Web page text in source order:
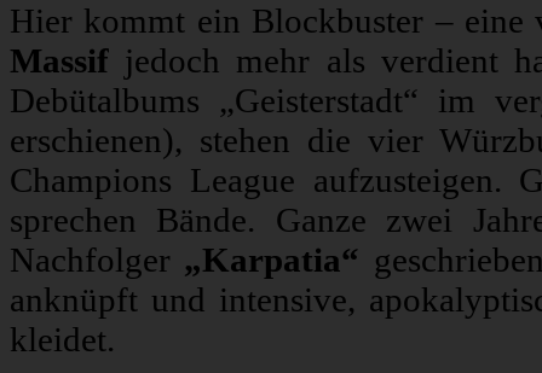
Hier kommt ein Blockbuster –
Massif jedoch mehr als verdient
Debütalbums „Geisterstadt“ im
erschienen), stehen die vier
Champions League aufzusteigen.
sprechen Bände. Ganze zwei
Nachfolger „Karpatia“
anknüpft und intensive,
kleidet.